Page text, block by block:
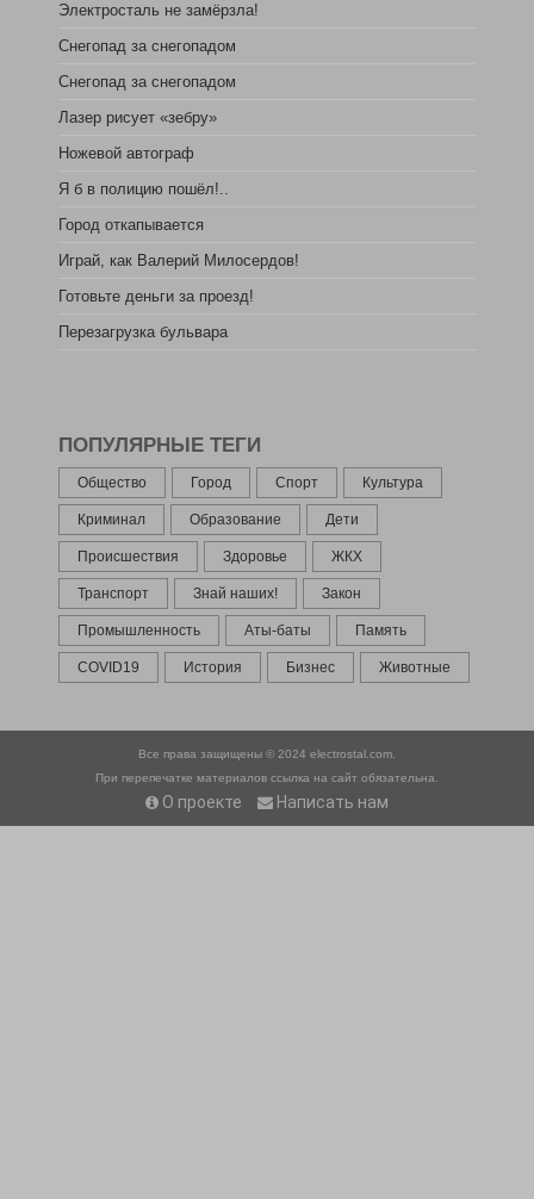
Электросталь не замёрзла!
Снегопад за снегопадом
Снегопад за снегопадом
Лазер рисует «зебру»
Ножевой автограф
Я б в полицию пошёл!..
Город откапывается
Играй, как Валерий Милосердов!
Готовьте деньги за проезд!
Перезагрузка бульвара
ПОПУЛЯРНЫЕ ТЕГИ
Общество Город Спорт Культура
Криминал Образование Дети
Происшествия Здоровье ЖКХ
Транспорт Знай наших! Закон
Промышленность Аты-баты Память
COVID19 История Бизнес Животные
Все права защищены © 2024 electrostal.com.
При перепечатке материалов ссылка на сайт обязательна.
О проекте Написать нам